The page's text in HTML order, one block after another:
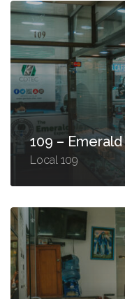
109 –
Local 109